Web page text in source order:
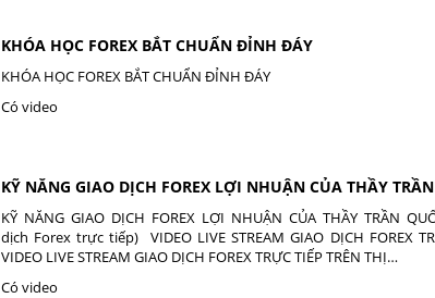
KHÓA HỌC FOREX BẮT CHUẨN ĐỈNH ĐÁY
KHÓA HỌC FOREX BẮT CHUẨN ĐỈNH ĐÁY
Có video
KỸ NĂNG GIAO DỊCH FOREX LỢI NHUẬN CỦA THẦY
KỸ NĂNG GIAO DỊCH FOREX LỢI NHUẬN CỦA THẦY TRẦN
dịch Forex trực tiếp) VIDEO LIVE STREAM GIAO DỊCH FOREX
VIDEO LIVE STREAM GIAO DỊCH FOREX TRỰC TIẾP TRÊN THỊ…
Có video